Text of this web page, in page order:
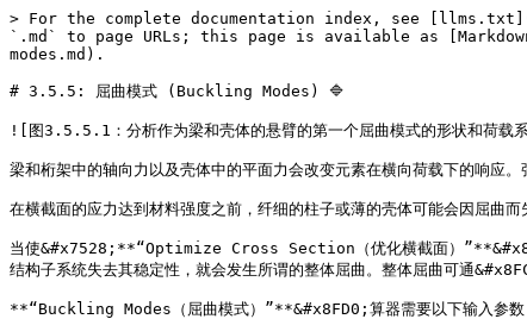
> For the complete documentation index, see
`.md` to page URLs; this page is available as
modes.md).
# 3.5.5: 屈曲模式 (Buckling Modes) 🔷
![图3.5.5.1：分析作为梁和壳体的悬臂的第一个屈曲模式的形状和
梁和桁架中的轴向力以及壳体中的平面力会改变元素在横向荷载下的响应。
在横截面的应力达到材料强度之前，纤细的柱子或薄的壳体可能会因屈曲
当使&#x7528;**“Optimize Cross Section（优化横截面）
结构子系统失去其稳定性，就会发生所谓的整体屈曲。整体屈曲可通
**“Buckling Modes（屈曲模式）”**&#x8FD0;算器需要以下输入参数